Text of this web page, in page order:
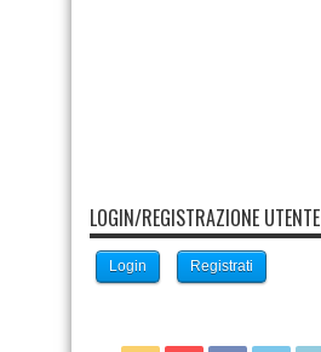
LOGIN/REGISTRAZIONE UTENTE
Login Registrati